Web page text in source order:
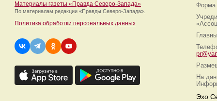
Материалы газеты «Правда Северо-Запада»
По материалам редакции «Правды Северо-Запада».
Политика обработки персональных данных
Форма
На
Эхо